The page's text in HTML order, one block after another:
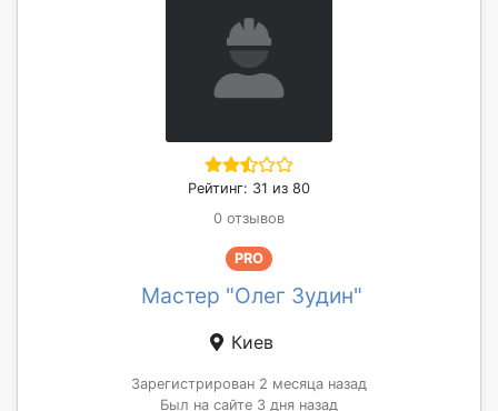
Рейтинг: 31 из 80
0 отзывов
PRO
Мастер "Олег Зудин"
Киев
Зарегистрирован 2 месяца назад
Был на сайте 3 дня назад